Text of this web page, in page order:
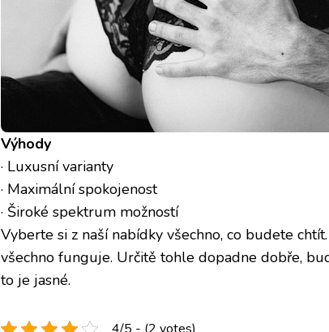
Výhody
· Luxusní varianty
· Maximální spokojenost
· Široké spektrum možností
Vyberte si z naší nabídky všechno, co budete
všechno funguje. Určitě tohle dopadne dobře,
to je jasné.